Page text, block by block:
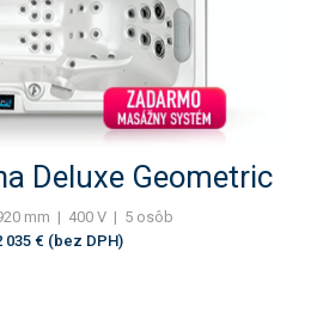
Deluxe Geometric
mm | 400 V | 5 osôb
035 € (bez DPH)